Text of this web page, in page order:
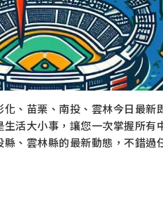
、苗栗、南投、雲林今日最新
活大小事，讓您一次掌握所有
、雲林縣的最新動態，不錯過